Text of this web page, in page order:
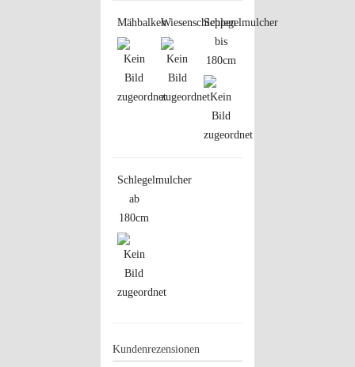
MähbalkenWiesenschleppenSchlegelmulcher
bis
180cm
Schlegelmulcher
ab
180cm
Kundenrezensionen